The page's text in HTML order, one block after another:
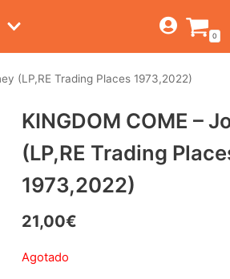
0
(LP,RE Trading Places 1973,2022)
KINGDOM COME –
(LP,RE Trading
1973,2022)
21,00€
Agotado